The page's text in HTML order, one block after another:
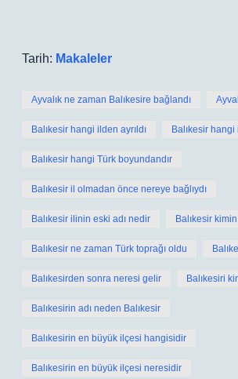
Tarih: Makaleler
Ayvalık ne zaman Balıkesire bağlandı
Balıkesir hangi ilden ayrıldı Balıkesir hangi
Balıkesir hangi Türk boyundandır
Balıkesir il olmadan önce nereye bağlıydı
Balıkesir ilinin eski adı nedir Balıkesir
Balıkesir ne zaman Türk toprağı oldu
Balıkesirden sonra neresi gelir Balıkesiri
Balıkesirin adı neden Balıkesir
Balıkesirin en büyük ilçesi hangisidir
Balıkesirin en büyük ilçesi neresidir